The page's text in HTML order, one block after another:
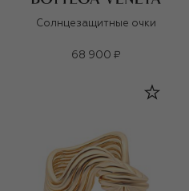
Солнцезащитные очки
68 900 ₽